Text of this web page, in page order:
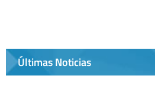
Últimas Noticias